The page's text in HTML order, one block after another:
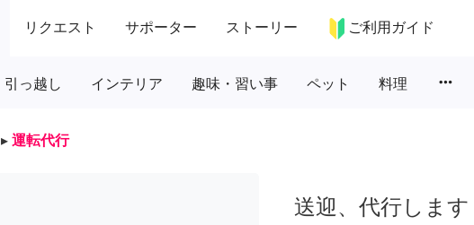
リクエスト サポーター ストーリー ご利用ガイド
引っ越し インテリア 趣味・習い事 ペット 料理 more_horiz
▸ 運転代行
送迎、代行します